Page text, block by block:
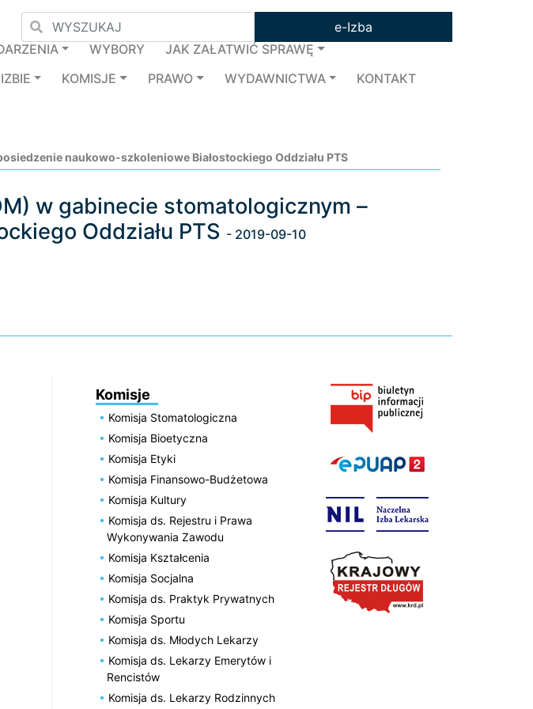
e-Izba
WYBORY
JAK ZAŁATWIĆ SPRAWĘ
KOMISJE PRAWO WYDAWNICTWA KONTAKT
naukowo-szkoleniowe Białostockiego Oddziału PTS
w gabinecie stomatologicznym –
Oddziału PTS - 2019-09-10
Komisje
Komisja Stomatologiczna
Komisja Bioetyczna
Komisja Etyki
Komisja Finansowo-Budżetowa
Komisja Kultury
Komisja ds. Rejestru i Prawa
Wykonywania Zawodu
Komisja Kształcenia
Komisja Socjalna
Komisja ds. Praktyk Prywatnych
Komisja Sportu
Komisja ds. Młodych Lekarzy
Komisja ds. Lekarzy Emerytów i
Rencistów
Komisja ds. Lekarzy Rodzinnych